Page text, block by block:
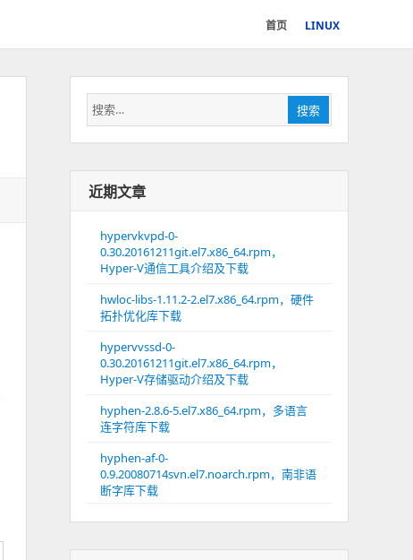
首页 LINUX
搜
索：
搜索
近期文章
hypervkvpd-0-
0.30.20161211git.el7.x86_64.rpm，
Hyper-V通信工具介绍及下载
hwloc-libs-1.11.2-2.el7.x86_64.rpm，硬件
拓扑优化库下载
hypervvssd-0-
0.30.20161211git.el7.x86_64.rpm，
Hyper-V存储驱动介绍及下载
hyphen-2.8.6-5.el7.x86_64.rpm，多语言
连字符库下载
hyphen-af-0-
0.9.20080714svn.el7.noarch.rpm，南非语
断字库下载